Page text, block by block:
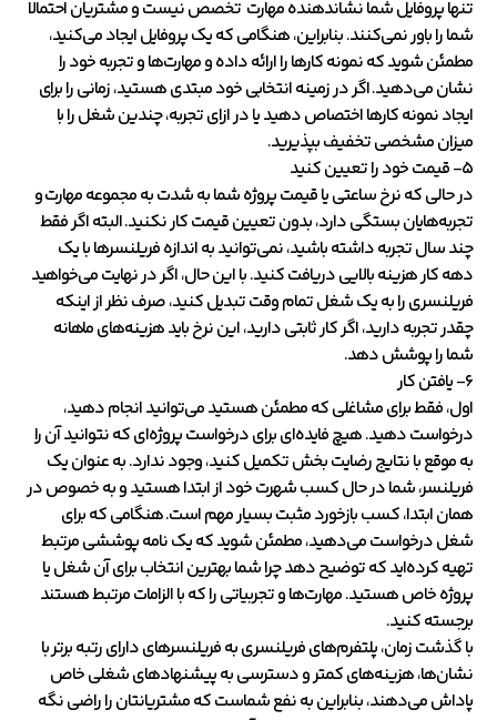
تنها پروفایل شما نشاندهنده مهارت تخصص نیست و مشتریان احتمالا
شما را باور نمی‌کنند. بنابراین، هنگامی که یک پروفایل ایجاد می‌کنید،
مطمئن شوید که نمونه کارها را ارائه داده و مهارت‌ها و تجربه خود را
نشان می‌دهید. اگر در زمینه انتخابی خود مبتدی هستید، زمانی را برای
ایجاد نمونه کارها اختصاص دهید یا در ازای تجربه، چندین شغل را با
میزان مشخصی تخفیف بپذیرید.
۵- قیمت خود را تعیین کنید
در حالی که نرخ ساعتی یا قیمت پروژه شما به شدت به مجموعه مهارت و
تجربه‌هایان بستگی دارد، بدون تعیین قیمت کار نکنید. البته اگر فقط
چند سال تجربه داشته باشید، نمی‌توانید به اندازه فریلنسرها با یک
دهه کار هزینه بالایی دریافت کنید. با این حال، اگر در نهایت می‌خواهید
فریلنسری را به یک شغل تمام وقت تبدیل کنید، صرف نظر از اینکه
چقدر تجربه دارید، اگر کار ثابتی دارید، این نرخ باید هزینه‌های ماهانه
شما را پوشش دهد.
۶- یافتن کار
اول، فقط برای مشاغلی که مطمئن هستید می‌توانید انجام دهید،
درخواست دهید. هیچ فایده‌ای برای درخواست پروژه‌ای که نتوانید آن را
به موقع با نتایج رضایت بخش تکمیل کنید، وجود ندارد. به عنوان یک
فریلنسر، شما در حال کسب شهرت خود از ابتدا هستید و به خصوص در
همان ابتدا، کسب بازخورد مثبت بسیار مهم است. هنگامی که برای
شغل درخواست می‌دهید، مطمئن شوید که یک نامه پوششی مرتبط
تهیه کرده‌اید که توضیح دهد چرا شما بهترین انتخاب برای آن شغل یا
پروژه خاص هستید. مهارت‌ها و تجربیاتی را که با الزامات مرتبط هستند
برجسته کنید.
با گذشت زمان، پلتفرم‌های فریلنسری به فریلنسرهای دارای رتبه برتر با
نشان‌ها، هزینه‌های کمتر و دسترسی به پیشنهادهای شغلی خاص
پاداش می‌دهند، بنابراین به نفع شماست که مشتریانتان را راضی نگه